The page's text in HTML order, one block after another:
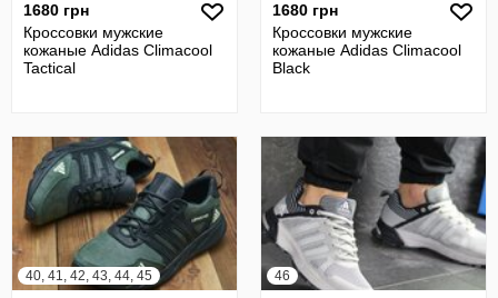
1680 грн
Кроссовки мужские
кожаные Adidas Climacool
Tactical
1680 грн
Кроссовки мужские
кожаные Adidas Climacool
Black
40, 41, 42, 43, 44, 45 46